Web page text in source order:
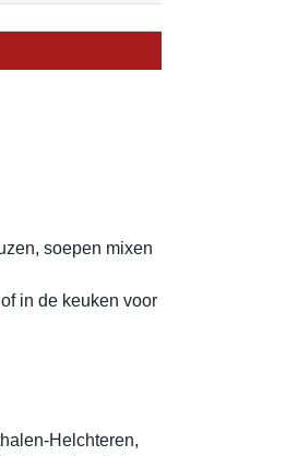
soepen mixen
in de keuken voor
Helchteren,